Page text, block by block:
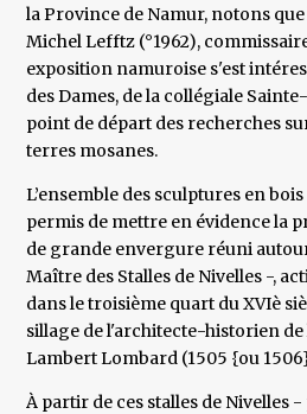
la Province de Namur, notons
Michel Lefftz (°1962),
exposition namuroise s'est
des Dames, de la collégiale
point de départ des recherches
terres mosanes.
L’ensemble des sculptures en
permis de mettre en évidence la
de grande envergure réuni
Maître des Stalles de Nivelles -,
dans le troisième quart du XVIè
sillage de l'architecte-historien
Lambert Lombard (1505 {ou
À partir de ces stalles de Nivelles